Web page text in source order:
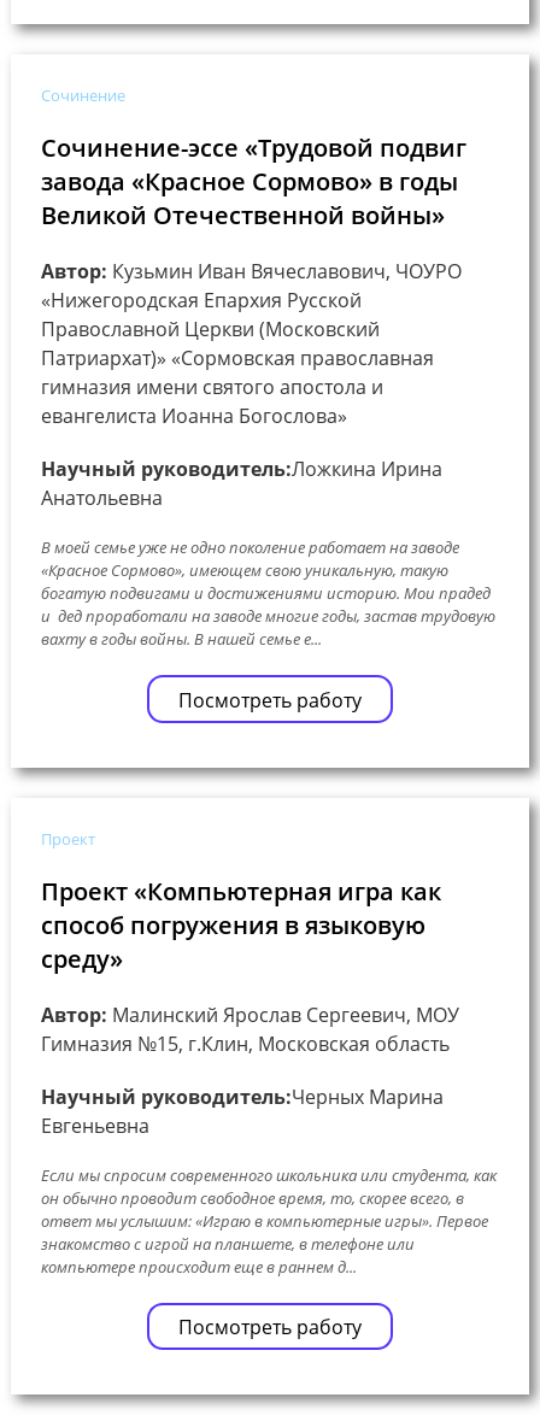
Сочинение
Сочинение-эссе «Трудовой подвиг
завода «Красное Сормово» в годы
Великой Отечественной войны»
Автор: Кузьмин Иван Вячеславович, ЧОУРО
«Нижегородская Епархия Русской
Православной Церкви (Московский
Патриархат)» «Сормовская православная
гимназия имени святого апостола и
евангелиста Иоанна Богослова»
Научный руководитель:Ложкина Ирина
Анатольевна
В моей семье уже не одно поколение работает на заводе
«Красное Сормово», имеющем свою уникальную, такую
богатую подвигами и достижениями историю. Мои прадед
и дед проработали на заводе многие годы, застав трудовую
вахту в годы войны. В нашей семье е...
Посмотреть работу
Проект
Проект «Компьютерная игра как
способ погружения в языковую
среду»
Автор: Малинский Ярослав Сергеевич, МОУ
Гимназия №15, г.Клин, Московская область
Научный руководитель:Черных Марина
Евгеньевна
Если мы спросим современного школьника или студента, как
он обычно проводит свободное время, то, скорее всего, в
ответ мы услышим: «Играю в компьютерные игры». Первое
знакомство с игрой на планшете, в телефоне или
компьютере происходит еще в раннем д...
Посмотреть работу